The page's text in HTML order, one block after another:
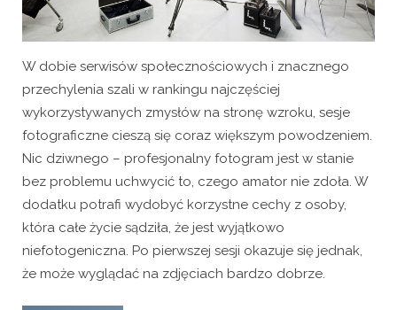
W dobie serwisów społecznościowych i znacznego
przechylenia szali w rankingu najczęściej
wykorzystywanych zmysłów na stronę wzroku, sesje
fotograficzne cieszą się coraz większym powodzeniem.
Nic dziwnego – profesjonalny fotogram jest w stanie
bez problemu uchwycić to, czego amator nie zdoła. W
dodatku potrafi wydobyć korzystne cechy z osoby,
która całe życie sądziła, że jest wyjątkowo
niefotogeniczna. Po pierwszej sesji okazuje się jednak,
że może wyglądać na zdjęciach bardzo dobrze.